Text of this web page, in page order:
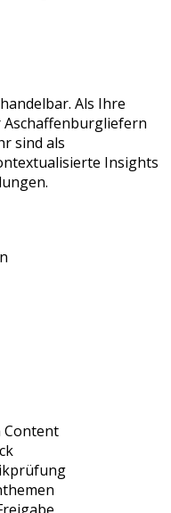
Als Ihre
Aschaffenburgliefern
sind als
Insights
Content